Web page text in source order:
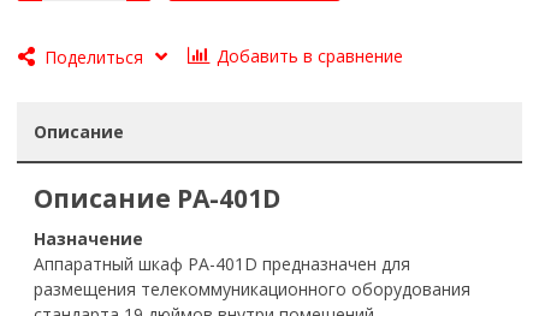
Поделиться Добавить в сравнение
Описание
Описание PA-401D
Назначение
Аппаратный шкаф PA-401D предназначен для
размещения телекоммуникационного оборудования